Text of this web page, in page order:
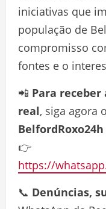
iniciativas que
população de
compromisso
fontes e o
📲 Para
real, siga agora o
👉
https://
📞 Denúncias,